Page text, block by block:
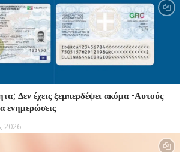
Δεν έχεις ξεμπερδέψει ακόμα -Αυτούς
ενημερώσεις
2026